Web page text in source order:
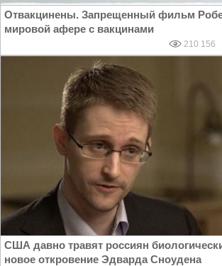
Отвакцинены. Запрещенный фильм
мировой афере с вакцинами
210 156
США давно травят россиян
новое откровение Эдварда Сноудена